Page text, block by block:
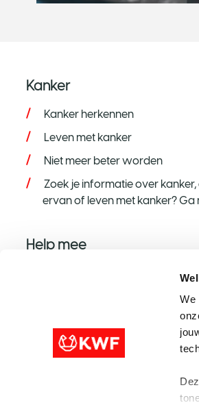
We
Kanker
Kanker herkennen
Leven met kanker
Niet meer beter worden
Zoek je informatie over
ervan of leven met kanker? Ga
Help mee
Steun met een grote gift